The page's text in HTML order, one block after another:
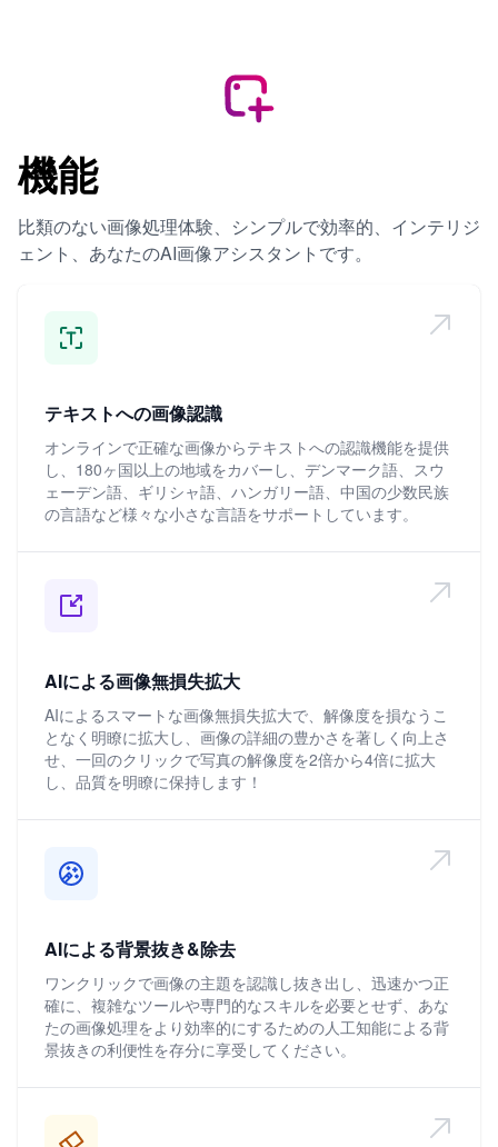
機能
比類のない画像処理体験、シンプルで効率的、インテリジ
ェント、あなたのAI画像アシスタントです。
テキストへの画像認識
オンラインで正確な画像からテキストへの認識機能を提供
し、180ヶ国以上の地域をカバーし、デンマーク語、スウ
ェーデン語、ギリシャ語、ハンガリー語、中国の少数民族
の言語など様々な小さな言語をサポートしています。
AIによる画像無損失拡大
AIによるスマートな画像無損失拡大で、解像度を損なうこ
となく明瞭に拡大し、画像の詳細の豊かさを著しく向上さ
せ、一回のクリックで写真の解像度を2倍から4倍に拡大
し、品質を明瞭に保持します！
AIによる背景抜き&除去
ワンクリックで画像の主題を認識し抜き出し、迅速かつ正
確に、複雑なツールや専門的なスキルを必要とせず、あな
たの画像処理をより効率的にするための人工知能による背
景抜きの利便性を存分に享受してください。